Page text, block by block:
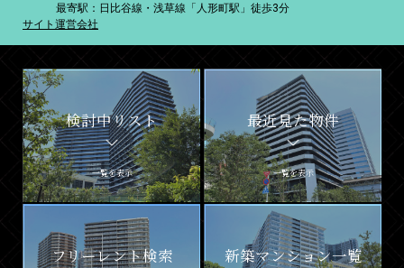
最寄駅：日比谷線・浅草線「人形町駅」徒歩3分
サイト運営会社
検討中リスト
一覧を表示
最近見た物件
一覧を表示
フリーレント検索 新築マンション一覧